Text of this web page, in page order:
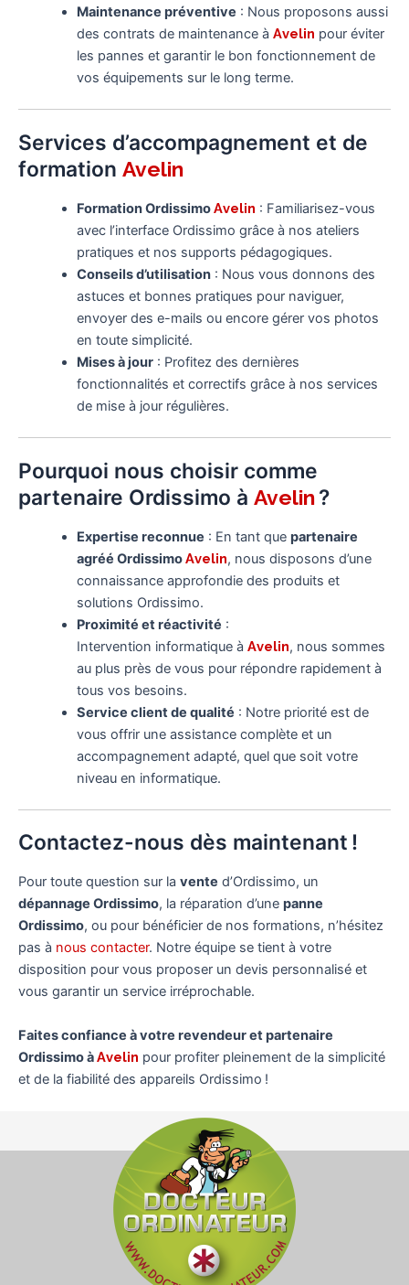
Maintenance préventive : Nous proposons aussi
des contrats de maintenance à Avelin pour éviter
les pannes et garantir le bon fonctionnement de
vos équipements sur le long terme.
Services d’accompagnement et de
formation Avelin
Formation OrdissimoAvelin : Familiarisez-vous
avec l’interface Ordissimo grâce à nos ateliers
pratiques et nos supports pédagogiques.
Conseils d’utilisation: Nous vous donnons des
astuces et bonnes pratiques pour naviguer,
envoyer des e-mails ou encore gérer vos photos
en toute simplicité.
Mises à jour: Profitez des dernières
fonctionnalités et correctifs grâce à nos services
de mise à jour régulières.
Pourquoi nous choisir comme
partenaire Ordissimo à Avelin?
Expertise reconnue : En tant que partenaire
agréé OrdissimoAvelin, nous disposons d’une
connaissance approfondie des produits et
solutions Ordissimo.
Proximité et réactivité :
Intervention informatique à Avelin, nous sommes
au plus près de vous pour répondre rapidement à
tous vos besoins.
Service client de qualité : Notre priorité est de
vous offrir une assistance complète et un
accompagnement adapté, quel que soit votre
niveau en informatique.
Contactez-nous dès maintenant !
Pour toute question sur la vente d’Ordissimo, un
dépannage Ordissimo, la réparation d’une panne
Ordissimo, ou pour bénéficier de nos formations, n’hésitez
pas à nous contacter. Notre équipe se tient à votre
disposition pour vous proposer un devis personnalisé et
vous garantir un service irréprochable.
Faites confiance à votre revendeur et partenaire
Ordissimo àAvelin pour profiter pleinement de la simplicité
et de la fiabilité des appareils Ordissimo !